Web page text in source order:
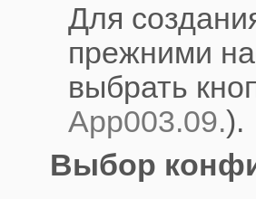
Для
прежними
выбрать
App003.09.).
Выбор